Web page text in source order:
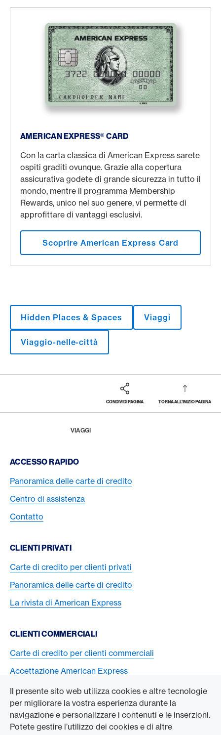
Il presente sito web utilizza cookies e altre tecnologie
per migliorare la vostra esperienza durante la
navigazione e personalizzare i contenuti e le inserzioni.
Potete gestire l’utilizzo dei cookies e di altre
AMERICAN EXPRESS® CARD
Con la carta classica di American Express sarete
ospiti graditi ovunque. Grazie alla copertura
assicurativa godete di grande sicurezza in tutto il
mondo, mentre il programma Membership
Rewards, unico nel suo genere, vi permette di
approfittare di vantaggi esclusivi.
Scoprire American Express Card
Hidden Places & Spaces Viaggi
Viaggio-nelle-città
CONDIVIDI PAGINA TORNA ALL'INIZIO PAGINA
VIAGGI
Footer Navigation
ACCESSO RAPIDO
Panoramica delle carte di credito
Centro di assistenza
Contatto
CLIENTI PRIVATI
Carte di credito per clienti privati
Panoramica delle carte di credito
La rivista di American Express
CLIENTI COMMERCIALI
Carte di credito per clienti commerciali
Accettazione American Express
L’AZIENDA
Swisscard AECS GmbH